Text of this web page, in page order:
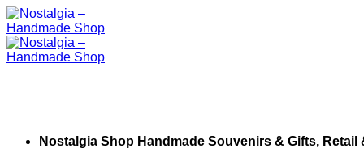
Skip
to
content
Nostalgia Shop Handmade Souvenirs & Gifts, Retail